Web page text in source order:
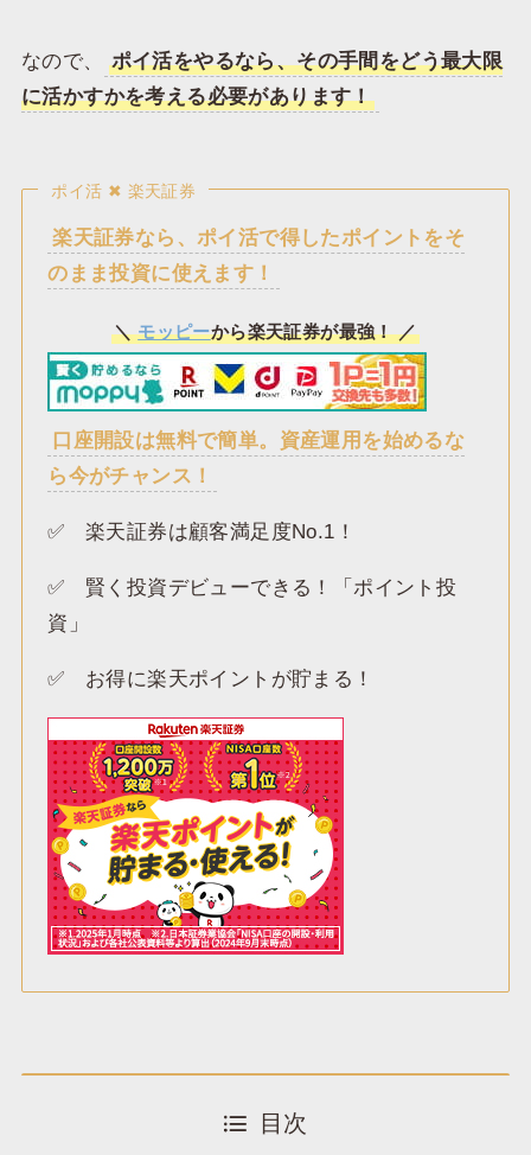
なので、
ポイ活をやるなら、その手間をどう最大限
に活かすかを考える必要があります！
ポイ活 ✖ 楽天証券
楽天証券なら、ポイ活で得したポイントをそ
のまま投資に使えます！
＼モッピーから楽天証券が最強！ ／
口座開設は無料で簡単。資産運用を始めるな
ら今がチャンス！
✅️ 楽天証券は顧客満足度No.1！
✅️ 賢く投資デビューできる！「ポイント投
資」
✅️ お得に楽天ポイントが貯まる！
目次